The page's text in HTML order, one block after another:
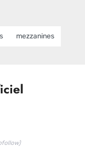
mezzanines